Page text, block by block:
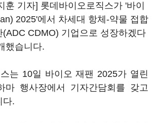
훈 기자] 롯데바이오로직스가 '바이
2025'에서 차세대 항체-약물 접합
CDMO) 기업으로 성장하겠다
했습니다.
는 10일 바이오 재팬 2025가 열린
마 행사장에서 기자간담회를 갖고
다.